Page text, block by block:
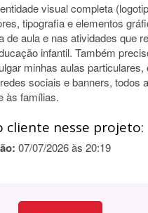
visual completa
tipografia e elementos
de aula e nas atividades que
infantil. Também
minhas aulas particulares,
sociais e banners, todos
às famílias.
cliente nesse projeto:
07/07/2026 às 20:19